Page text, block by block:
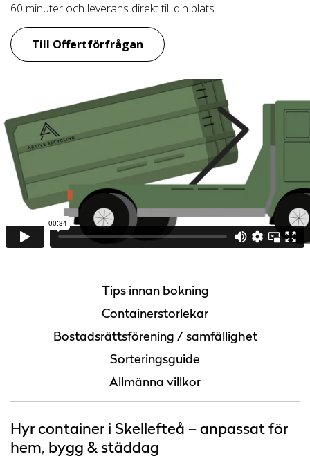
60 minuter och leverans direkt till din plats.
Till Offertförfrågan
Tips innan bokning
Containerstorlekar
Bostadsrättsförening / samfällighet
Sorteringsguide
Allmänna villkor
Hyr container i Skellefteå – anpassat för
hem, bygg & städdag